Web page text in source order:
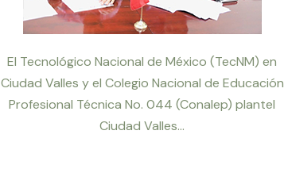
El Tecnológico Nacional de México (TecNM) en
Ciudad Valles y el Colegio Nacional de Educación
Profesional Técnica No. 044 (Conalep) plantel
Ciudad Valles...